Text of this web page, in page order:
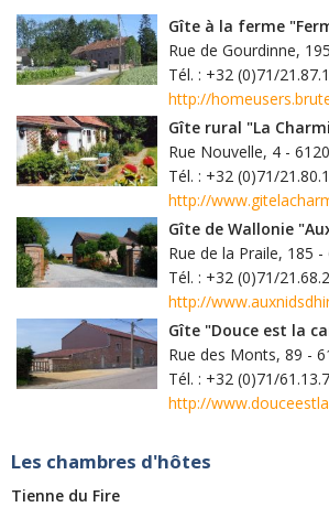
Gîte à la ferme
Rue de Gourdinne,
Tél. : +32 (0)71/
http://
Gîte rural "La
Rue Nouvelle, 4 -
Tél. : +32 (0)71/
http://
Gîte de Wallonie
Rue de la Praile, 185
Tél. : +32 (0)71/
http://
Gîte "Douce est la
Rue des Monts, 89 -
Tél. : +32 (0)71/
http://
Les chambres d'hôtes
Tienne du Fire